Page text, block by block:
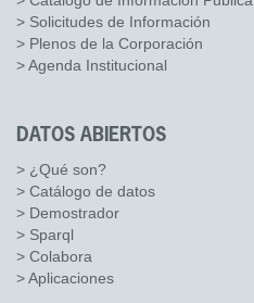
> Solicitudes de Información
> Plenos de la Corporación
> Agenda Institucional
DATOS ABIERTOS
> ¿Qué son?
> Catálogo de datos
> Demostrador
> Sparql
> Colabora
> Aplicaciones